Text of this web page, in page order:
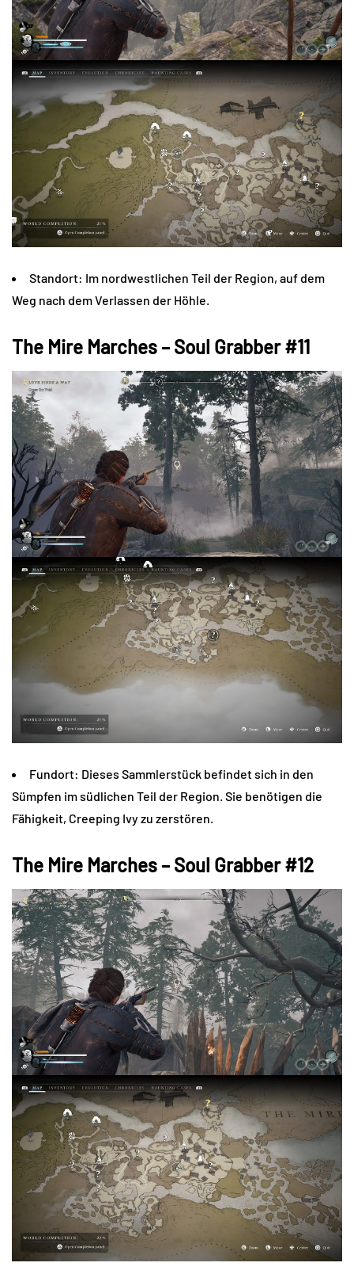
Standort: Im nordwestlichen Teil der Region, auf dem
Weg nach dem Verlassen der Höhle.
The Mire Marches – Soul Grabber #11
Fundort: Dieses Sammlerstück befindet sich in den
Sümpfen im südlichen Teil der Region. Sie benötigen die
Fähigkeit, Creeping Ivy zu zerstören.
The Mire Marches – Soul Grabber #12